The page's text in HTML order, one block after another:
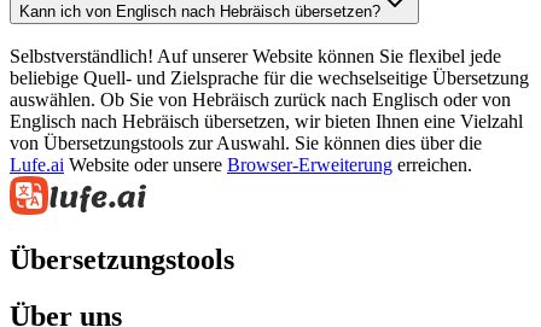
Kann ich von Englisch nach Hebräisch übersetzen?
Selbstverständlich! Auf unserer Website können Sie flexibel jede
beliebige Quell- und Zielsprache für die wechselseitige Übersetzung
auswählen. Ob Sie von Hebräisch zurück nach Englisch oder von
Englisch nach Hebräisch übersetzen, wir bieten Ihnen eine Vielzahl
von Übersetzungstools zur Auswahl. Sie können dies über die
Lufe.ai Website oder unsere Browser-Erweiterung erreichen.
Übersetzungstools
Über uns